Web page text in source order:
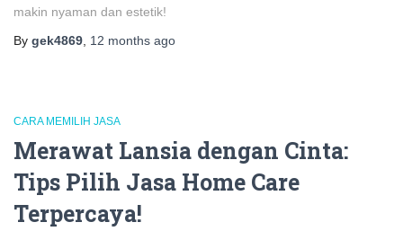
makin nyaman dan estetik!
By gek4869 12 months ago
CARA MEMILIH JASA
Merawat Lansia dengan Cinta:
Tips Pilih Jasa Home Care
Terpercaya!